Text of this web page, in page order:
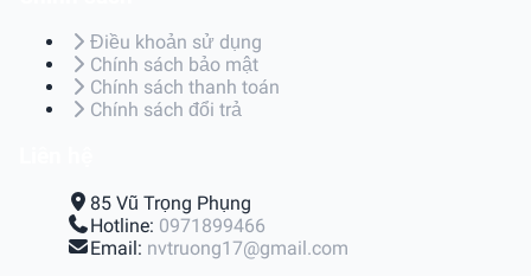
Điều khoản sử dụng
Chính sách bảo mật
Chính sách thanh toán
Chính sách đổi trả
85 Vũ Trọng Phụng
Hotline: 0971899466
Email: nvtruong17@gmail.com